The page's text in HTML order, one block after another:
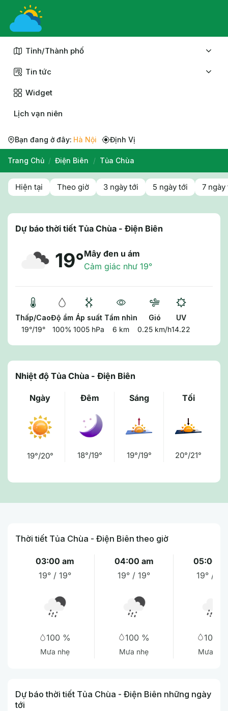
Chuyển
nội
Tỉnh/Thành phố
Tin tức
Widget
Lịch vạn niên
Bạn đang ở đây: Hà Nội Định Vị
Trang Chủ / Điện Biên / Tủa Chùa
Hiện tại Theo giờ 3 ngày tới 5 ngày tới 7 ngày
Dự báo thời tiết Tủa Chùa - Điện Biên
19°Mây đen u ám
Cảm giác như 19°
Thấp/Cao
19°/19°
Độ ẩm
100%
Áp suất
1005 hPa
Tầm nhìn
6 km
Gió
0.25 km/h
UV
14.22
Nhiệt độ Tủa Chùa - Điện Biên
Ngày
19°/20°
Đêm
18°/19°
Sáng
19°/19°
Tối
20°/21°
Thời tiết Tủa Chùa - Điện Biên theo giờ
03:00 am
19° / 19°
100 %
Mưa nhẹ
04:00 am
19° / 19°
100 %
Mưa nhẹ
05:00
19° /
100
Mưa vừa
Dự báo thời tiết Tủa Chùa - Điện Biên những ngày
tới